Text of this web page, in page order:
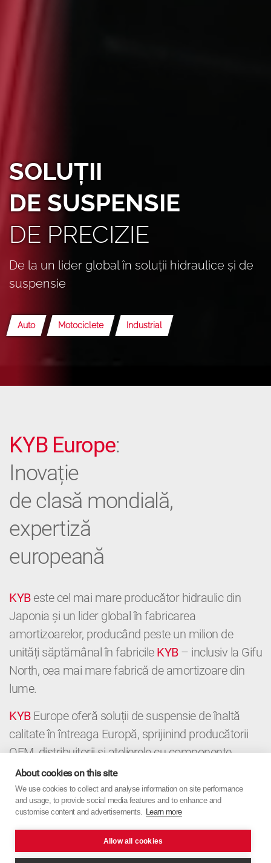
SOLUȚII
DE SUSPENSIE
DE PRECIZIE
De la un lider global în soluții hidraulice și de
suspensie
Auto Motociclete Industrial
KYB Europe:
Inovație
de clasă mondială,
expertiză
europeană
KYBeste cel mai mare producător hidraulic din
Japonia și un lider global în fabricarea
amortizoarelor, producând peste un milion de
unități săptămânal în fabricile KYB– inclusiv la Gifu
North, cea mai mare fabrică de amortizoare din
lume.
KYBEurope oferă soluții de suspensie de înaltă
calitate în întreaga Europă, sprijinind producătorii
OEM, distribuitorii și atelierele cu componente
premium și expertiză locală. De la OE la
Aftermarket,KYBEurope combină precizia
japoneză cu orientarea europeană.
About cookies on this site
We use cookies to collect and analyse information on site performance
and usage, to provide social media features and to enhance and
customise content and advertisements. Learn more
Allow all cookies